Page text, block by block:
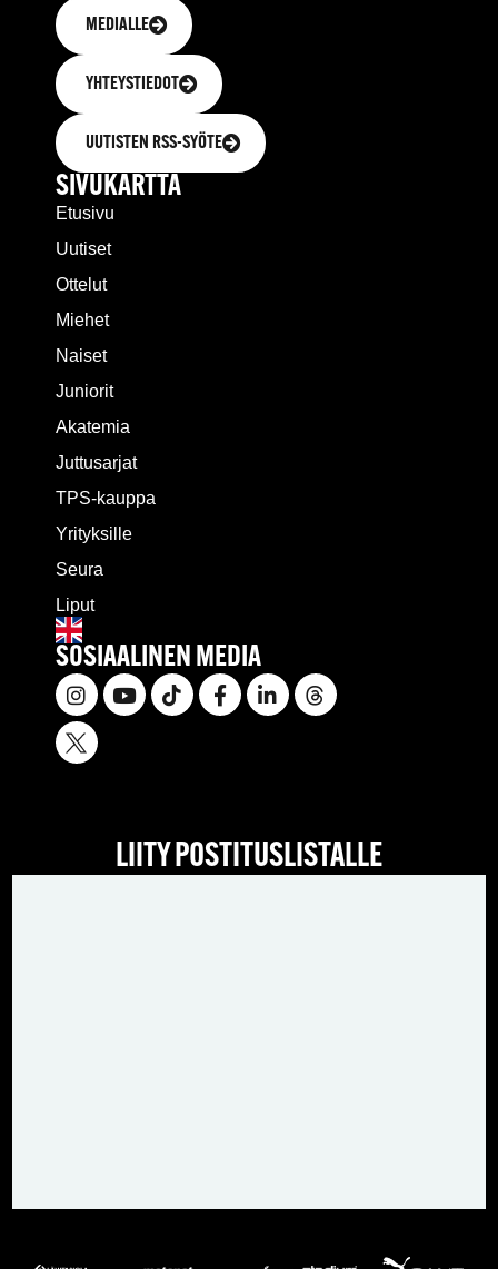
MEDIALLE
YHTEYSTIEDOT
UUTISTEN RSS-SYÖTE
SIVUKARTTA
Etusivu
Uutiset
Ottelut
Miehet
Naiset
Juniorit
Akatemia
Juttusarjat
TPS-kauppa
Yrityksille
Seura
Liput
SOSIAALINEN MEDIA
LIITY POSTITUSLISTALLE